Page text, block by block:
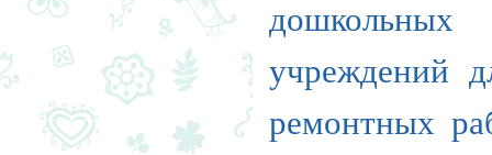
учреждений
ремонтных